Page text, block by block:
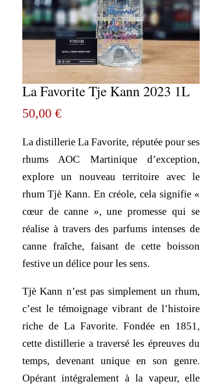
La Favorite Tje Kann 2023 1L
50,00 €
La distillerie La Favorite, réputée pour ses
rhums AOC Martinique d’exception,
explore un nouveau territoire avec le
rhum Tjè Kann. En créole, cela signifie «
cœur de canne », une promesse qui se
réalise à travers des parfums intenses de
canne fraîche, faisant de cette boisson
festive un délice pour les sens.
Tjè Kann n’est pas simplement un rhum,
c’est le témoignage vibrant de l’histoire
riche de La Favorite. Fondée en 1851,
cette distillerie a traversé les épreuves du
temps, devenant unique en son genre.
Opérant intégralement à la vapeur, elle